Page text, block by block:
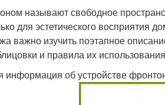
называют свободное
для эстетического восприятия
важно изучить поэтапное
и правила их
об устройстве